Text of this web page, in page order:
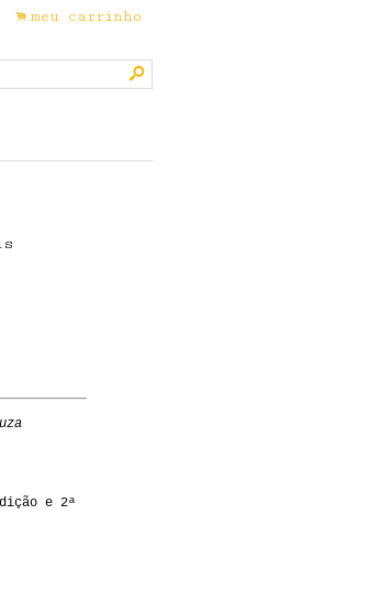
. meu carrinho
s
e 2ª